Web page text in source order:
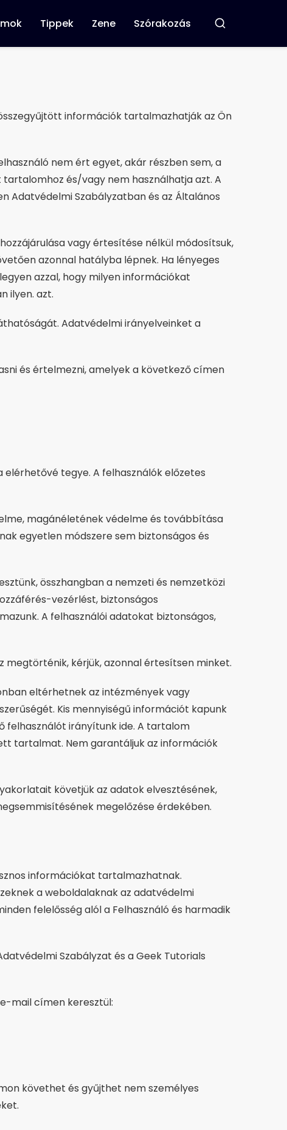
Tippek Zene Szórakozás Buscar
információk tartalmazhatják az Ön
nem ért egyet, akár részben sem, a
és/vagy nem használhatja azt. A
Adatvédelmi Szabályzatban és az Általános
vagy értesítése nélkül módosítsuk,
azonnal hatályba lépnek. Ha lényeges
azzal, hogy milyen információkat
ilyen. azt.
Adatvédelmi irányelveinket a
és értelmezni, amelyek a következő címen
elérhetővé tegye. A felhasználók előzetes
magánéletének védelme és továbbítása
egyetlen módszere sem biztonságos és
összhangban a nemzeti és nemzetközi
vezérlést, biztonságos
A felhasználói adatokat biztonságos,
kérjük, azonnal értesítsen minket.
eltérhetnek az intézmények vagy
Kis mennyiségű információt kapunk
felhasználót irányítunk ide. A tartalom
tartalmat. Nem garantáljuk az információk
követjük az adatok elvesztésének,
megelőzése érdekében.
információkat tartalmazhatnak.
a weboldalaknak az adatvédelmi
felelősség alól a Felhasználó és harmadik
Szabályzat és a Geek Tutorials
mail címen keresztül:
követhet és gyűjthet nem személyes